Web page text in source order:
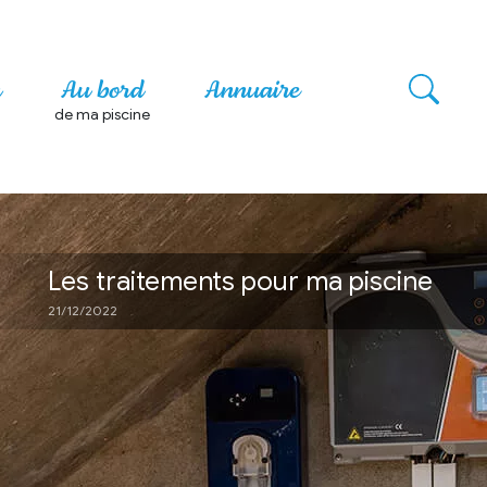
Au bord
de ma piscine
Annuaire
Les traitements pour ma piscine
21/12/2022